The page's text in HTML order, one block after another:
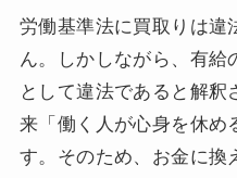
労働基準法に買取りは違
ん。しかしながら、有給
として違法であると解釈
来「働く人が心身を休め
す。そのため、お金に換